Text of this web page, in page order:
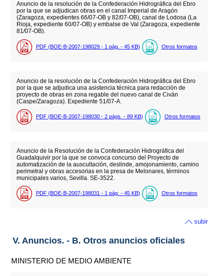
Anuncio de la resolución de la Confederación Hidrográfica del Ebro
por la que se adjudican obras en el canal Imperial de Aragón
(Zaragoza, expedientes 66/07-OB y 82/07-OB), canal de Lodosa (La
Rioja, expediente 60/07-OB) y embalse de Val (Zaragoza, expediente
81/07-OB).
PDF (BOE-B-2007-198029 - 1 pág. - 45 KB) Otros formatos
Anuncio de la resolución de la Confederación Hidrográfica del Ebro
por la que se adjudica una asistencia técnica para redacción de
proyecto de obras en zona regable del nuevo canal de Civán
(Caspe/Zaragoza). Expediente 51/07-A.
PDF (BOE-B-2007-198030 - 2 págs. - 89 KB) Otros formatos
Anuncio de la Resolución de la Confederación Hidrográfica del
Guadalquivir por la que se convoca concurso del Proyecto de
automatización de la auscultación, deslinde, amojonamiento, camino
perimetral y obras accesorias en la presa de Melonares, términos
municipales varios, Sevilla. SE-3522.
PDF (BOE-B-2007-198031 - 1 pág. - 45 KB) Otros formatos
subir
V. Anuncios. - B. Otros anuncios oficiales
MINISTERIO DE MEDIO AMBIENTE